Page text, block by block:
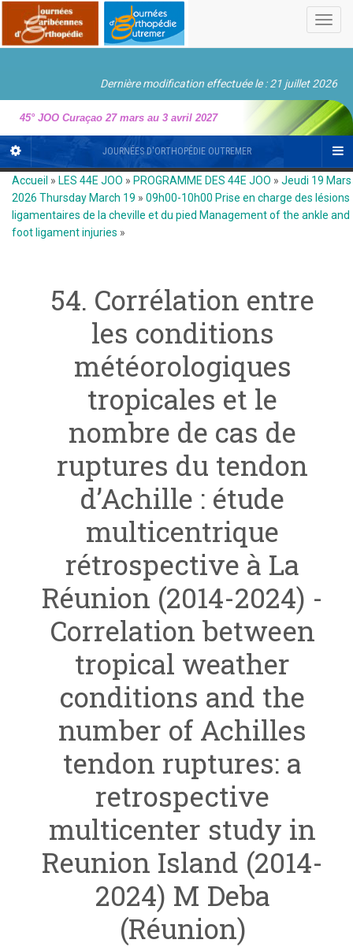
Dernière modification effectuée le : 21 juillet 2026
45° JOO Curaçao 27 mars au 3 avril 2027
JOURNÉES D'ORTHOPÉDIE OUTREMER
Accueil » LES 44E JOO » PROGRAMME DES 44E JOO » Jeudi 19 Mars
2026 Thursday March 19 » 09h00-10h00 Prise en charge des lésions
ligamentaires de la cheville et du pied Management of the ankle and
foot ligament injuries »
54. Corrélation entre
les conditions
météorologiques
tropicales et le
nombre de cas de
ruptures du tendon
d’Achille : étude
multicentrique
rétrospective à La
Réunion (2014-2024) -
Correlation between
tropical weather
conditions and the
number of Achilles
tendon ruptures: a
retrospective
multicenter study in
Reunion Island (2014-
2024) M Deba
(Réunion)